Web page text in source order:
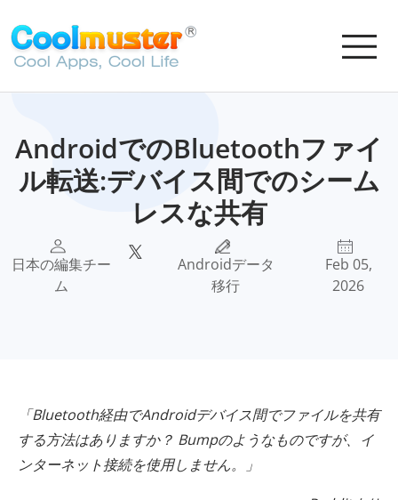
AndroidでのBluetoothファイ
ル転送:デバイス間でのシーム
レスな共有
日本の編集チー
ム
Androidデータ
移行
Feb 05,
2026
「Bluetooth経由でAndroidデバイス間でファイルを共有
する方法はありますか？ Bumpのようなものですが、イ
ンターネット接続を使用しません。」